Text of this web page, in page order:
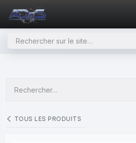
TOUS LES PRODUITS